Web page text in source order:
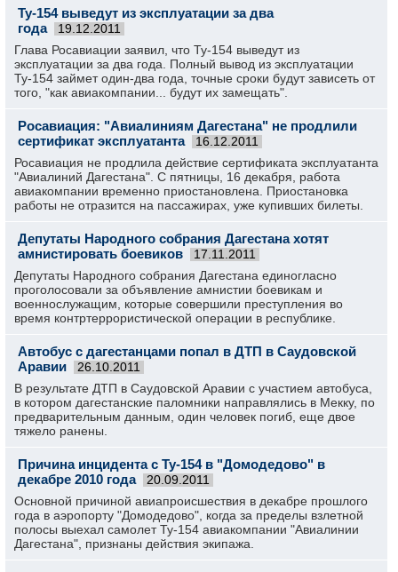
Ту-154 выведут из эксплуатации за два
года
19.12.2011
Глава Росавиации заявил, что Ту-154 выведут из
эксплуатации за два года. Полный вывод из эксплуатации
Ту-154 займет один-два года, точные сроки будут зависеть от
того, "как авиакомпании... будут их замещать".
Росавиация: "Авиалиниям Дагестана" не продлили
сертификат эксплуатанта
16.12.2011
Росавиация не продлила действие сертификата эксплуатанта
"Авиалиний Дагестана". С пятницы, 16 декабря, работа
авиакомпании временно приостановлена. Приостановка
работы не отразится на пассажирах, уже купивших билеты.
Депутаты Народного собрания Дагестана хотят
амнистировать боевиков
17.11.2011
Депутаты Народного собрания Дагестана единогласно
проголосовали за объявление амнистии боевикам и
военнослужащим, которые совершили преступления во
время контртеррористической операции в республике.
Автобус с дагестанцами попал в ДТП в Саудовской
Аравии
26.10.2011
В результате ДТП в Саудовской Аравии с участием автобуса,
в котором дагестанские паломники направлялись в Мекку, по
предварительным данным, один человек погиб, еще двое
тяжело ранены.
Причина инцидента с Ту-154 в "Домодедово" в
декабре 2010 года
20.09.2011
Основной причиной авиапроисшествия в декабре прошлого
года в аэропорту "Домодедово", когда за пределы взлетной
полосы выехал самолет Ту-154 авиакомпании "Авиалинии
Дагестана", признаны действия экипажа.